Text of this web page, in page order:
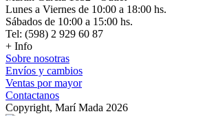
Lunes a Viernes de 10:00 a 18:00 hs.
Sábados de 10:00 a 15:00 hs.
Tel: (598) 2 929 60 87
+ Info
Sobre nosotras
Envíos y cambios
Ventas por mayor
Contactanos
Copyright, Marí Mada 2026